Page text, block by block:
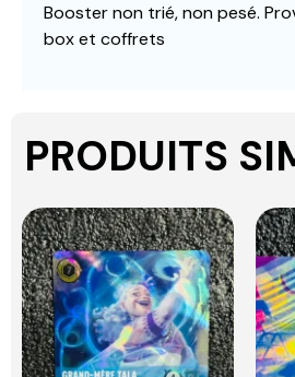
Booster non trié, non pesé.
box et coffrets
PRODUITS